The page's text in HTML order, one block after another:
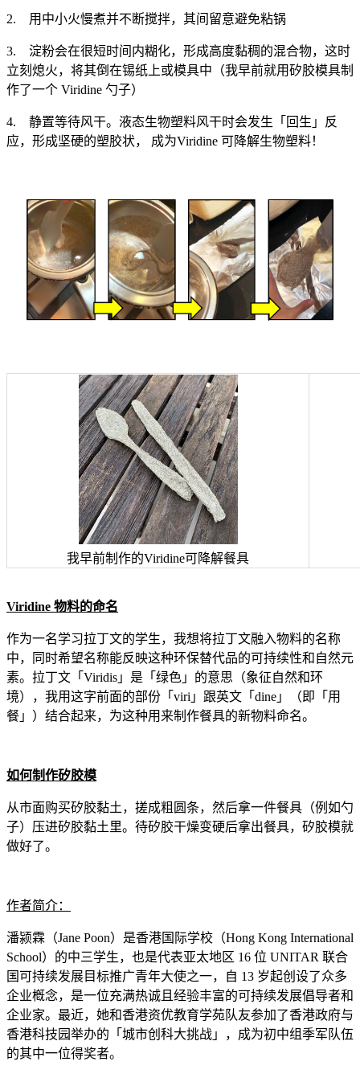
2. 用中小火慢煮并不断搅拌，其间留意避免粘锅
3. 淀粉会在很短时间内糊化，形成高度黏稠的混合物，这时
立刻熄火，将其倒在锡纸上或模具中（我早前就用矽胶模具制
作了一个 Viridine 勺子）
4. 静置等待风干。液态生物塑料风干时会发生「回生」反
应，形成坚硬的塑胶状， 成为Viridine 可降解生物塑料！
我早前制作的Viridine可降解餐具
Viridine 物料的命名
作为一名学习拉丁文的学生，我想将拉丁文融入物料的名称
中，同时希望名称能反映这种环保替代品的可持续性和自然元
素。拉丁文「Viridis」是「绿色」的意思（象征自然和环
境），我用这字前面的部份「viri」跟英文「dine」（即「用
餐」）结合起来，为这种用来制作餐具的新物料命名。
如何制作矽胶模
从市面购买矽胶黏土，搓成粗圆条，然后拿一件餐具（例如勺
子）压进矽胶黏土里。待矽胶干燥变硬后拿出餐具，矽胶模就
做好了。
作者简介：
潘颍霖（Jane Poon）是香港国际学校（Hong Kong International
School）的中三学生，也是代表亚太地区 16 位 UNITAR 联合
国可持续发展目标推广青年大使之一，自 13 岁起创设了众多
企业槪念，是一位充满热诚且经验丰富的可持续发展倡导者和
企业家。最近，她和香港资优教育学苑队友参加了香港政府与
香港科技园举办的「城市创科大挑战」，成为初中组季军队伍
的其中一位得奖者。